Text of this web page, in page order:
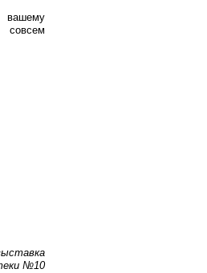
вашему
совсем
№10